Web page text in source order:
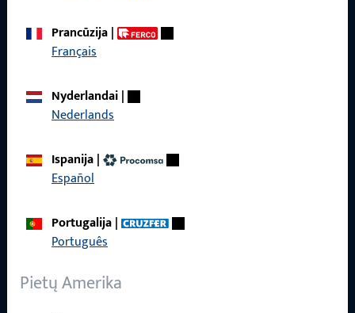
Prancūzija|
Français
Nyderlandai|
Nederlands
Ispanija|
Español
Portugalija|
Português
Pietų Amerika
Impressum
Bendrosios sąlygos